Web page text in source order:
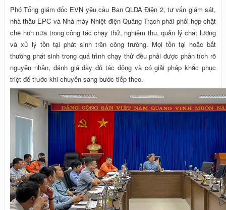
Phó Tổng giám đốc EVN yêu cầu Ban QLDA Điện 2, tư vấn giám sát,
nhà thầu EPC và Nhà máy Nhiệt điện Quảng Trạch phải phối hợp chặt
chẽ hơn nữa trong công tác chạy thử, nghiệm thu, quản lý chất lượng
và xử lý tồn tại phát sinh trên công trường. Mọi tồn tại hoặc bất
thường phát sinh trong quá trình chạy thử đều phải được phân tích rõ
nguyên nhân, đánh giá đầy đủ tác động và có giải pháp khắc phục
triệt để trước khi chuyển sang bước tiếp theo.